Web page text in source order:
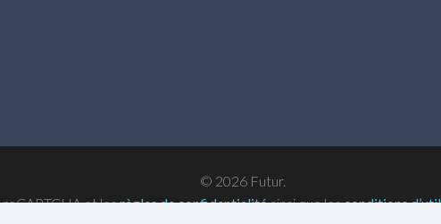
© 2026 Futur.
et lesrègles de confidentialitéainsi que lesconditions